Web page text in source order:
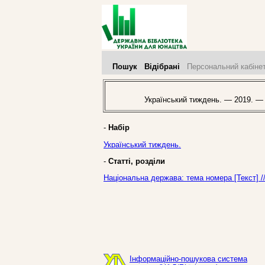
Пошук Відібрані Персональний
Український тиждень. — 2019.
- Набір
Український тиждень.
- Статті, розділи
Національна держава: тема номера
Інформаційно-пошукова система